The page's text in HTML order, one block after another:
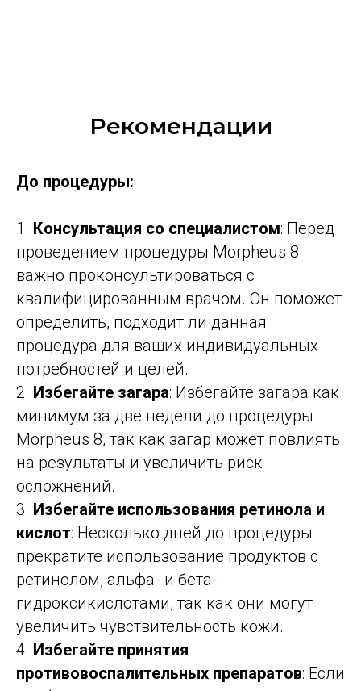
Рекомендации
До процедуры:
1. Консультация со специалистом: Перед
проведением процедуры Morpheus 8
важно проконсультироваться с
квалифицированным врачом. Он поможет
определить, подходит ли данная
процедура для ваших индивидуальных
потребностей и целей.
2. Избегайте загара: Избегайте загара как
минимум за две недели до процедуры
Morpheus 8, так как загар может повлиять
на результаты и увеличить риск
осложнений.
3. Избегайте использования ретинола и
кислот: Несколько дней до процедуры
прекратите использование продуктов с
ретинолом, альфа- и бета-
гидроксикислотами, так как они могут
увеличить чувствительность кожи.
4. Избегайте принятия
противовоспалительных препаратов: Если